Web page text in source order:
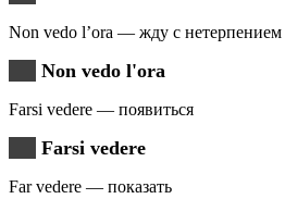
Non vedo l’ora — жду с нетерпением
Non vedo l'ora
Farsi vedere — появиться
Farsi vedere
Far vedere — показать